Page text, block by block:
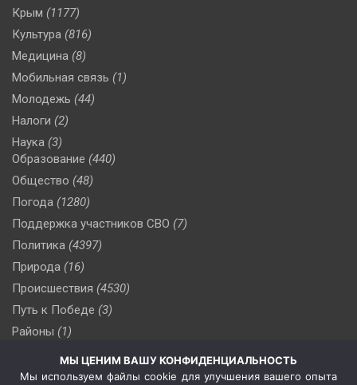
Крым (1177)
Культура (816)
Медицина (8)
Мобильная связь (1)
Молодежь (44)
Налоги (2)
Наука (3)
Образование (440)
Общество (48)
Погода (1280)
Поддержка участников СВО (7)
Политика (4397)
Природа (16)
Происшествия (4530)
Путь к Победе (3)
Районы (1)
(510)
Сельское хозяйство (3)
МЫ ЦЕНИМ ВАШУ КОНФИДЕНЦИАЛЬНОСТЬ
Мы используем файлы cookie для улучшения вашего опыта